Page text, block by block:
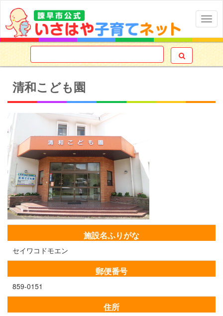

清和こども園
施設名ふりがな
セイワコドモエン
郵便番号
859-0151
住所